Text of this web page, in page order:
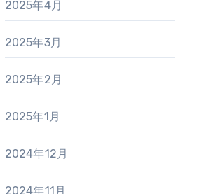
2025年4月
2025年3月
2025年2月
2025年1月
2024年12月
2024年11月